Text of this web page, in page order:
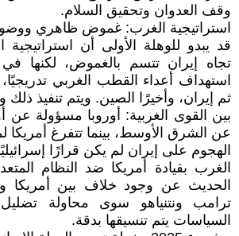
وقف العدوان وتحقيق السلام.
استراتيجية الغرب: غموض ظاهري
قد يبدو للوهلة الأولى أن استراتيجية
تجاه إيران تتسم بالغموض، لكنها
استهداف أعداء القطب الغربي
ثم إيران، وأخيرًا الصين. ويتم تنفيذ
بين القوى الغربية: أوروبا مسؤولة عن
عن الشرق الأوسط، بينما تتفرغ أمريكا
الهجوم على إيران لم يكن قرارًا
الغرب بقيادة أمريكا ضد النظام
الحديث عن وجود خلاف بين أمريكا
ترامب ونتنياهو سوى محاولة
السياسات يتم تنسيقها بدقة.